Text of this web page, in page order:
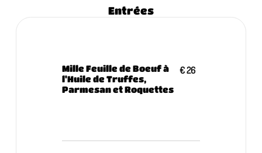
Entrées
Mille Feuille de Boeuf à
l'Huile de Truffes,
Parmesan et Roquettes
€ 26